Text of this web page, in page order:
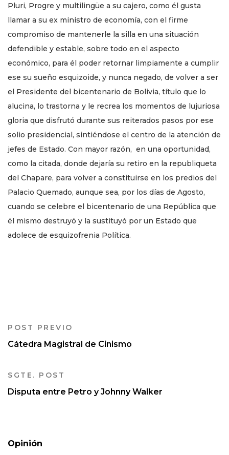
Pluri, Progre y multilingüe a su cajero, como él gusta
llamar a su ex ministro de economía, con el firme
compromiso de mantenerle la silla en una situación
defendible y estable, sobre todo en el aspecto
económico, para él poder retornar limpiamente a cumplir
ese su sueño esquizoide, y nunca negado, de volver a ser
el Presidente del bicentenario de Bolivia, título que lo
alucina, lo trastorna y le recrea los momentos de lujuriosa
gloria que disfrutó durante sus reiterados pasos por ese
solio presidencial, sintiéndose el centro de la atención de
jefes de Estado. Con mayor razón, en una oportunidad,
como la citada, donde dejaría su retiro en la republiqueta
del Chapare, para volver a constituirse en los predios del
Palacio Quemado, aunque sea, por los días de Agosto,
cuando se celebre el bicentenario de una República que
él mismo destruyó y la sustituyó por un Estado que
adolece de esquizofrenia Política.
POST PREVIO
Cátedra Magistral de Cinismo
SGTE. POST
Disputa entre Petro y Johnny Walker
Opinión